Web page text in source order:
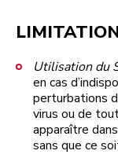
Utilisation du
en cas
perturbations
virus ou de
apparaître
sans que ce